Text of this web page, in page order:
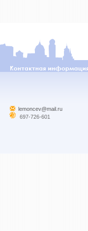
lemoncev@mail.ru
697-726-601